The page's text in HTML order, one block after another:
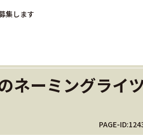
集します
ネーミングライ
PAGE-